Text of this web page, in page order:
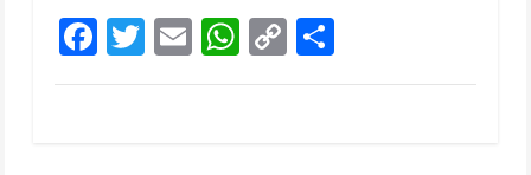
k
p
k
F
a
T
wi
E
m
W
h
C
o
h